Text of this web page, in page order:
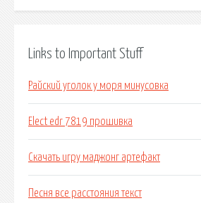
Links to Important Stuff
Райский уголок у моря минусовка
Elect edr 7819 прошивка
Скачать игру маджонг артефакт
Песня все расстояния текст